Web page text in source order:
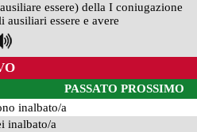
essere) della I coniugazione
essere e avere
PASSATO PROSSIMO
inalbato/a
inalbato/a